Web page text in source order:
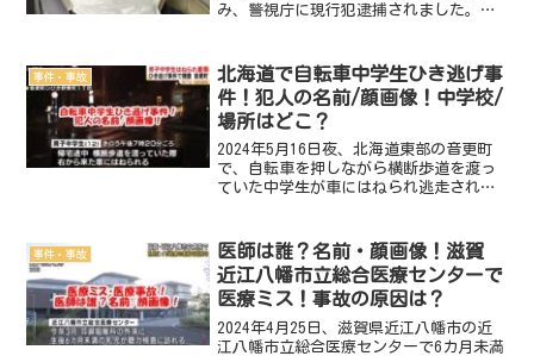
み、警視庁に現行犯逮捕されました。逮
像・Facebook等、SNSは？ UberEats
で...
事件・事故
北海道で自転車中学生ひき逃げ事
件！犯人の名前/顔画像！中学校/
場所はどこ？
2024年5月16日夜、北海道東部の音更町
で、自転車を押しながら横断歩道を渡っ
ていた中学生が車にはねられ逃走される
どこ？ ひき逃げされたのは誰？名前・
顔画像・住所は...
事件・事故
医師は誰？名前・顔画像！滋賀
近江八幡市立総合医療センターで
医療ミス！事故の原因は？
2024年4月25日、滋賀県近江八幡市の近
江八幡市立総合医療センターで6カ月未満